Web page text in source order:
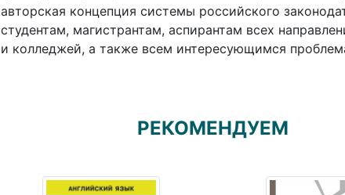
авторская концепция системы российского
студентам, магистрантам, аспирантам всех
и колледжей, а также всем интересующимся
РЕКОМЕНДУЕМ